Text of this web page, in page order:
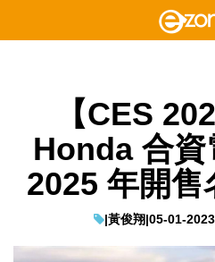
【CES
Honda 合資
2025 年開
|黃俊翔|05-01-